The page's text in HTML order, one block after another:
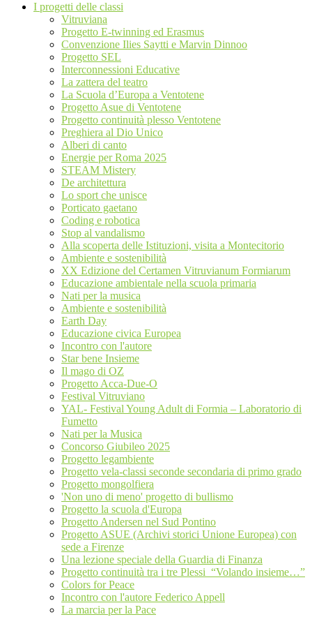
I progetti delle classi
Vitruviana
Progetto E-twinning ed Erasmus
Convenzione Ilies Saytti e Marvin Dinnoo
Progetto SEL
Interconnessioni Educative
La zattera del teatro
La Scuola d’Europa a Ventotene
Progetto Asue di Ventotene
Progetto continuità plesso Ventotene
Preghiera al Dio Unico
Alberi di canto
Energie per Roma 2025
STEAM Mistery
De architettura
Lo sport che unisce
Porticato gaetano
Coding e robotica
Stop al vandalismo
Alla scoperta delle Istituzioni, visita a Montecitorio
Ambiente e sostenibilità
XX Edizione del Certamen Vitruvianum Formiarum
Educazione ambientale nella scuola primaria
Nati per la musica
Ambiente e sostenibilità
Earth Day
Educazione civica Europea
Incontro con l'autore
Star bene Insieme
Il mago di OZ
Progetto Acca-Due-O
Festival Vitruviano
YAL- Festival Young Adult di Formia – Laboratorio di
Fumetto
Nati per la Musica
Concorso Giubileo 2025
Progetto legambiente
Progetto vela-classi seconde secondaria di primo grado
Progetto mongolfiera
'Non uno di meno' progetto di bullismo
Progetto la scuola d'Europa
Progetto Andersen nel Sud Pontino
Progetto ASUE (Archivi storici Unione Europea) con
sede a Firenze
Una lezione speciale della Guardia di Finanza
Progetto continuità tra i tre Plessi “Volando insieme…”
Colors for Peace
Incontro con l'autore Federico Appell
La marcia per la Pace